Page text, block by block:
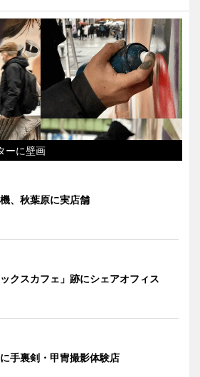
ーに壁画
、秋葉原に実店舗
ックスカフェ」跡にシェアオフィス
手裏剣・甲冑撮影体験店